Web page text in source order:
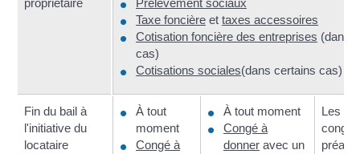
propriétaire
Prélèvement sociaux
Taxe foncière et taxes accessoires
Cotisation foncière des entreprises (dans
cas)
Cotisations sociales(dans certains cas)
Fin du bail à
l'initiative du
locataire
À tout
moment
Congé à
À tout moment
Congé à
donner avec un
Les
congé